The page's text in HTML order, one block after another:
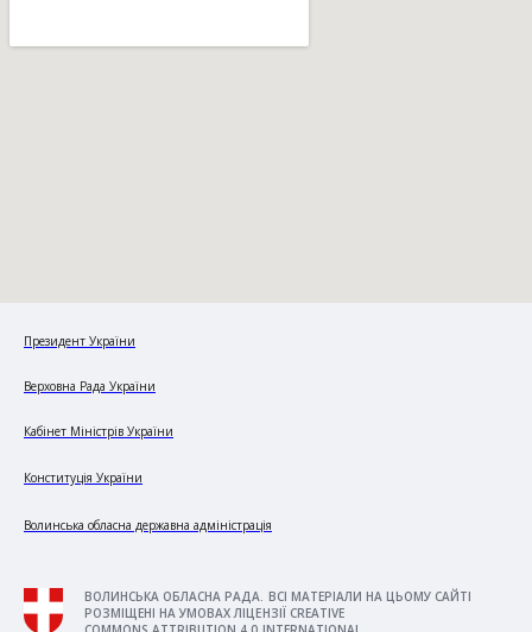
Президент України
Верховна Рада України
Кабінет Міністрів України
Конституція України
Волинська обласна державна адміністрація
ВОЛИНСЬКА ОБЛАСНА РАДА. ВСІ МАТЕРІАЛИ НА ЦЬОМУ САЙТІ
РОЗМІЩЕНІ НА УМОВАХ ЛІЦЕНЗІЇ CREATIVE